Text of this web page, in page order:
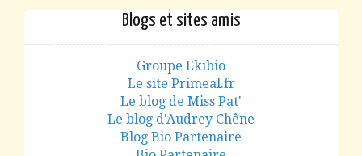
Blogs et sites amis
Groupe Ekibio
Le site Primeal.fr
Le blog de Miss Pat'
Le blog d'Audrey Chêne
Blog Bio Partenaire